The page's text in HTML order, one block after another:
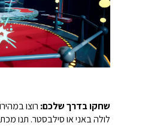
שחקו בדרך שלכם:
לולה באני או סילבסטר. תנו